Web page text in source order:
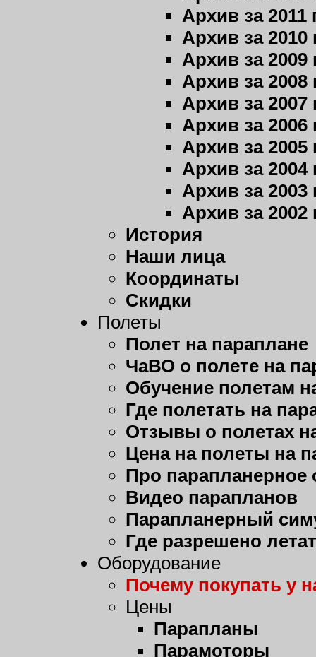
Архив за 2011
Архив за 2010
Архив за 2009
Архив за 2008
Архив за 2007
Архив за 2006
Архив за 2005
Архив за 2004
Архив за 2003
Архив за 2002
История
Наши лица
Координаты
Скидки
Полеты
Полет на параплане
ЧаВО о полете на
Обучение полетам
Где полетать на
Отзывы о полетах
Цена на полеты на
Про парапланерное
Видео парапланов
Парапланерный
Где разрешено
Оборудование
Почему покупать у
Цены
Парапланы
Парамоторы